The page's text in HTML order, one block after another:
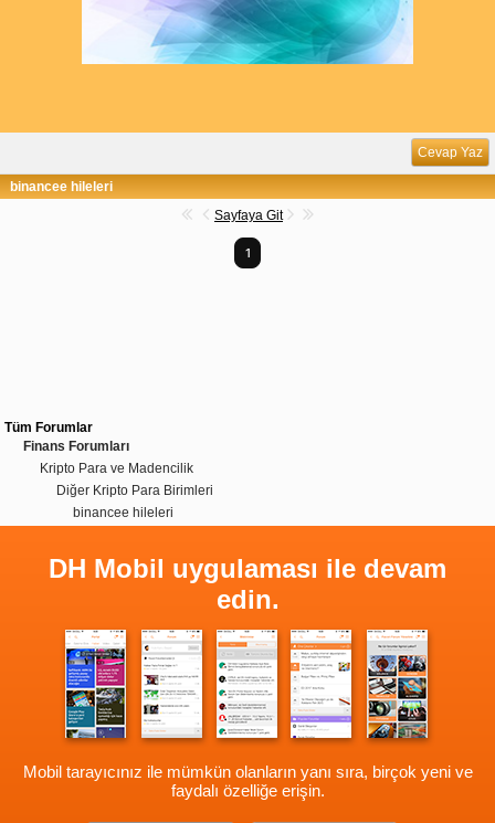
Cevap Yaz
binancee hileleri
Sayfaya Git
1
Tüm Forumlar
Finans Forumları
Kripto Para ve Madencilik
Diğer Kripto Para Birimleri
binancee hileleri
DH Mobil uygulaması ile devam
edin.
Mobil tarayıcınız ile mümkün olanların yanı sıra, birçok yeni ve
faydalı özelliğe erişin.